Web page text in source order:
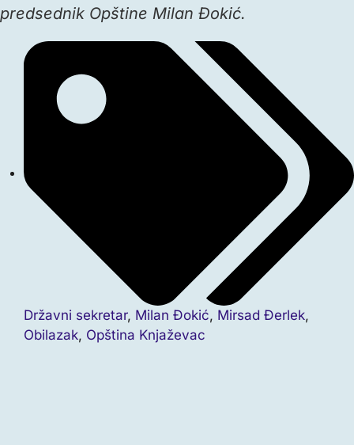
predsednik Opštine Milan Đokić.
Državni sekretar, Milan Đokić, Mirsad Đerlek,
Obilazak, Opština Knjaževac